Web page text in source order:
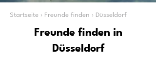
Startseite › Freunde finden › Düsseldorf
Freunde finden in
Düsseldorf